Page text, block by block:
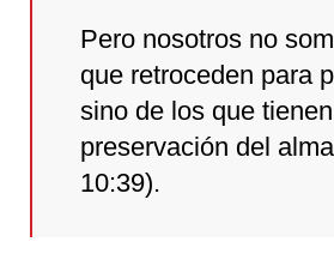
Pero nosotros no
que retroceden para
sino de los que
preservación del
10:39).